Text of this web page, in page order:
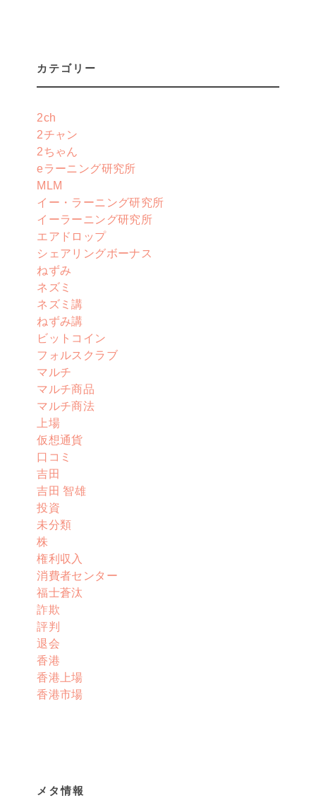
カテゴリー
2ch
2チャン
2ちゃん
eラーニング研究所
MLM
イー・ラーニング研究所
イーラーニング研究所
エアドロップ
シェアリングボーナス
ねずみ
ネズミ
ネズミ講
ねずみ講
ビットコイン
フォルスクラブ
マルチ
マルチ商品
マルチ商法
上場
仮想通貨
口コミ
吉田
吉田 智雄
投資
未分類
株
権利収入
消費者センター
福士蒼汰
詐欺
評判
退会
香港
香港上場
香港市場
メタ情報